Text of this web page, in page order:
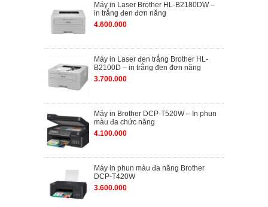
Máy in Laser Brother HL-B2180DW –
in trắng đen đơn năng
4.600.000
Máy in Laser đen trắng Brother HL-
B2100D – in trắng đen đơn năng
3.700.000
Máy in Brother DCP-T520W – In phun
màu đa chức năng
4.100.000
Máy in phun màu đa năng Brother
DCP-T420W
3.600.000